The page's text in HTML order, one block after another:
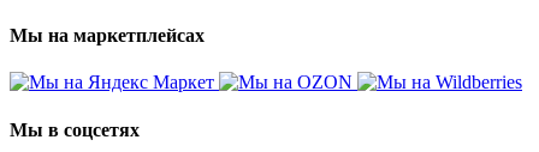
Мы на маркетплейсах
Мы в соцсетях